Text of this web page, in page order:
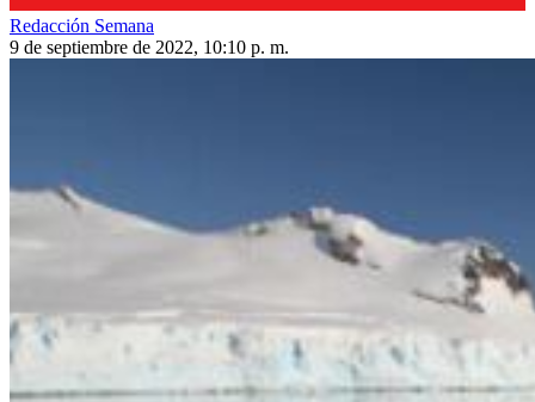
Redacción Semana
9 de septiembre de 2022, 10:10 p. m.